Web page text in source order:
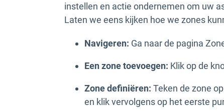
instellen en actie ondernemen om uw
Laten we eens kijken hoe we zones
Navigeren: Ga naar de pagina
Een zone toevoegen: Klik op de
Zone definiëren: Teken de zone
en klik vervolgens op het eerste